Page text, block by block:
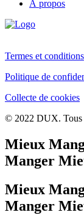
À propos
Termes et conditions
Politique de
Collecte de cookies
© 2022 DUX. Tous
Mieux
Manger
Mieux
Manger